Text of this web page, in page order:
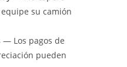
su camión
— Los pagos de
pueden